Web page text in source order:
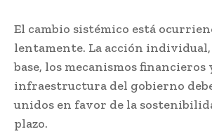
El cambio sistémico está
lentamente. La acción
base, los mecanismos financieros
infraestructura del gobierno
unidos en favor de la
plazo.